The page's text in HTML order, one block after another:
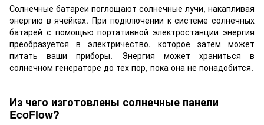
Солнечные батареи поглощают солнечные лучи, накапливая
энергию в ячейках. При подключении к системе солнечных
батарей с помощью портативной электростанции энергия
преобразуется в электричество, которое затем может
питать ваши приборы. Энергия может храниться в
солнечном генераторе до тех пор, пока она не понадобится.
Из чего изготовлены солнечные панели
EcoFlow?